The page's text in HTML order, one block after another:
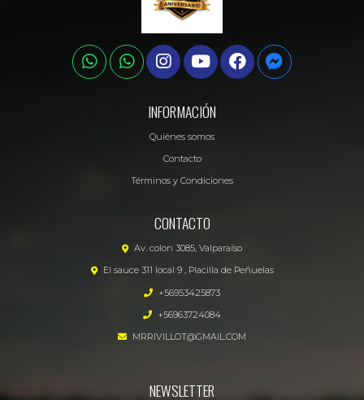
INFORMACIÓN
Quiénes somos
Contacto
Términos y Condiciones
CONTACTO
Av. colon 3085, Valparaíso
El sauce 311 local 9 , Placilla de Peñuelas
+56953425873
+56963724084
MRRIVILLOT@GMAIL.COM
NEWSLETTER